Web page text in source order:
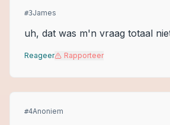
#3James
uh, dat was m'n vraag totaal
Reageer Rapporteer
#4Anoniem